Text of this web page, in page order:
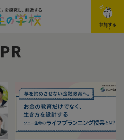
参加する
JOIN
PR